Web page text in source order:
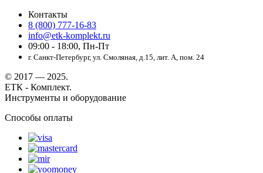
Контакты
8 (800) 777-16-83
info@etk-komplekt.ru
09:00 - 18:00, Пн-Пт
г. Санкт-Петербург, ул. Смоляная, д.15, лит. А, пом. 24
© 2017 — 2025.
ЕТК - Комплект.
Инструменты и оборудование
Способы оплаты